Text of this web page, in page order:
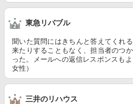
東急リバブル
聞いた質問にはきちんと答えてくれ
来たりすることもなく、担当者のつ
った。メールへの返信レスポンスも
女性）
三井のリハウス